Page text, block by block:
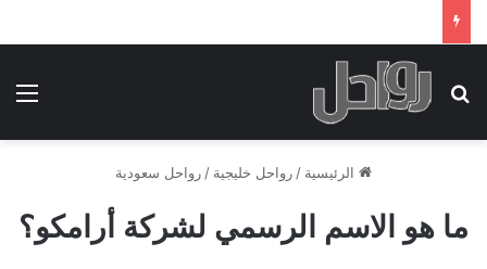
بحث عن
الرئيسية / رواحل خليجية / رواحل سعودية
ما هو الاسم الرسمي لشركة أرامكو؟